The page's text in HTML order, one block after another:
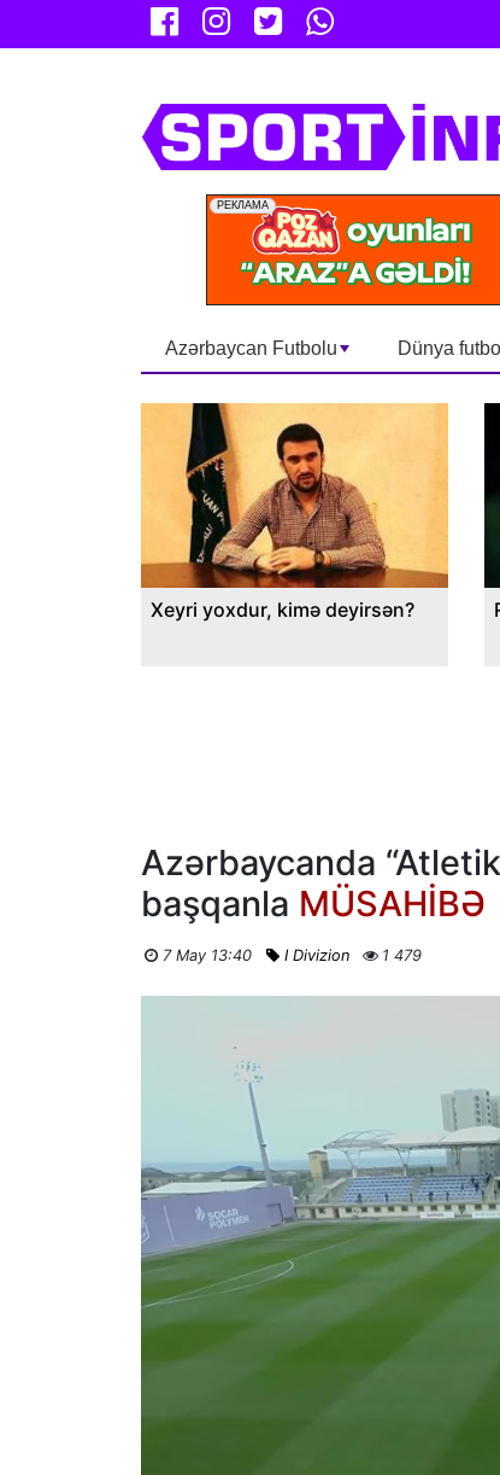
Azərbaycan Futbolu Dünya
Xeyri yoxdur, kimə deyirsən?
Azərbaycanda
başqanla MÜSAHİBƏ
7 May 13:40 I Divizion 1 479